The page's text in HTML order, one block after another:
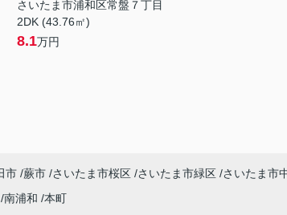
さいたま市浦和区常盤７丁目
2DK (43.76㎡)
8.1万円
市 蕨市 さいたま市桜区 さいたま市緑区
さいたま市
南浦和 本町